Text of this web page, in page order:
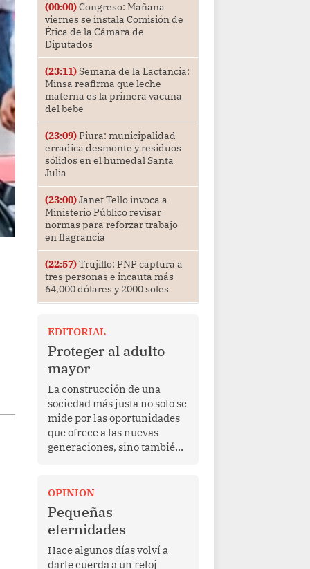
(00:00)Congreso: Mañana
viernes se instala Comisión de
Ética de la Cámara de
Diputados
(23:11)Semana de la Lactancia:
Minsa reafirma que leche
materna es la primera vacuna
del bebe
(23:09)Piura: municipalidad
erradica desmonte y residuos
sólidos en el humedal Santa
Julia
(23:00)Janet Tello invoca a
Ministerio Público revisar
normas para reforzar trabajo
en flagrancia
(22:57)Trujillo: PNP captura a
tres personas e incauta más
64,000 dólares y 2000 soles
EDITORIAL
Proteger al adulto
mayor
La construcción de una
sociedad más justa no solo se
mide por las oportunidades
que ofrece a las nuevas
generaciones, sino también
de una vida de esfuerzo y
trabajo, afrontan la vejez en
condiciones de
vulnerabilidad. El anuncio
formulado por la presidenta
de la república, Keiko
OPINION
Pequeñas
eternidades
Hace algunos días volví a
darle cuerda a un reloj